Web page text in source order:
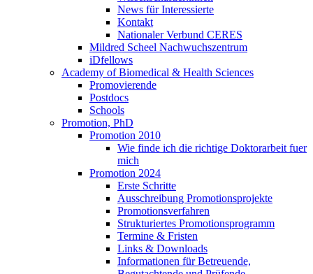
News für Interessierte
Kontakt
Nationaler Verbund CERES
Mildred Scheel Nachwuchszentrum
iDfellows
Academy of Biomedical & Health Sciences
Promovierende
Postdocs
Schools
Promotion, PhD
Promotion 2010
Wie finde ich die richtige Doktorarbeit fuer
mich
Promotion 2024
Erste Schritte
Ausschreibung Promotionsprojekte
Promotionsverfahren
Strukturiertes Promotionsprogramm
Termine & Fristen
Links & Downloads
Informationen für Betreuende,